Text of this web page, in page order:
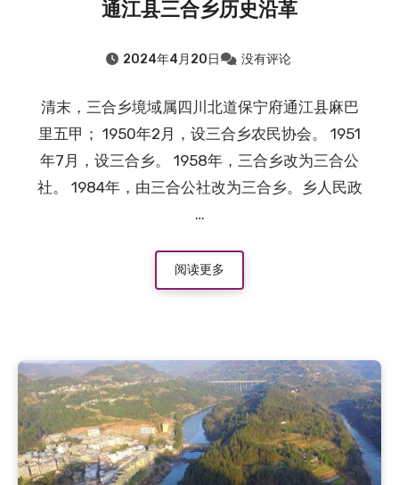
通江县三合乡历史沿革
2024年4月20日 没有评论
清末，三合乡境域属四川北道保宁府通江县麻巴
里五甲； 1950年2月，设三合乡农民协会。 1951
年7月，设三合乡。 1958年，三合乡改为三合公
社。 1984年，由三合公社改为三合乡。乡人民政
…
阅读更多